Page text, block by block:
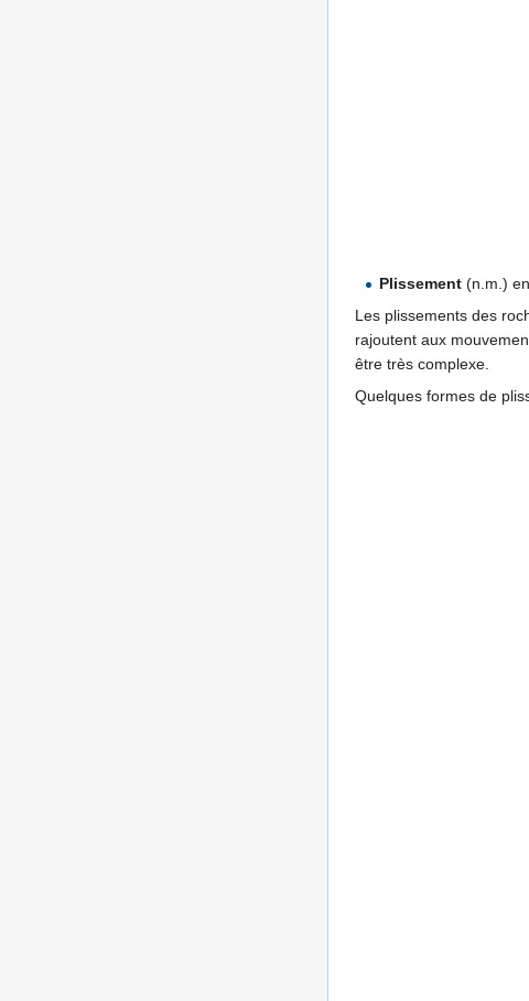
Plissement (n.m.)
Les plissements des
rajoutent aux
être très complexe.
Quelques formes de